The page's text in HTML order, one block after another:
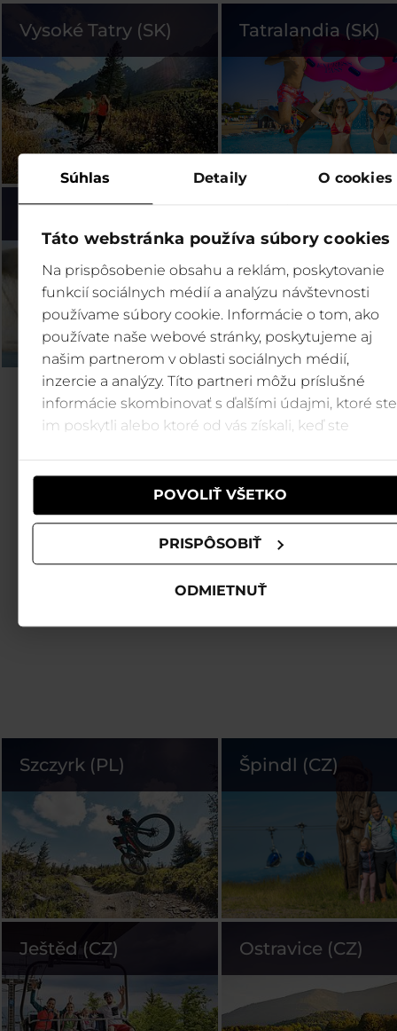
Súhlas Detaily O cookies
Táto webstránka používa súbory cookies
Na prispôsobenie obsahu a reklám, poskytovanie
funkcií sociálnych médií a analýzu návštevnosti
používame súbory cookie. Informácie o tom, ako
používate naše webové stránky, poskytujeme aj
našim partnerom v oblasti sociálnych médií,
inzercie a analýzy. Títo partneri môžu príslušné
informácie skombinovať s ďalšími údajmi, ktoré ste
im poskytli alebo ktoré od vás získali, keď ste
POVOLIŤ VŠETKO
PRISPÔSOBIŤ
ODMIETNUŤ
Vysoké Tatry (SK) Tatralandia (SK)
Szczyrk (PL) Špindl (CZ)
Ještěd (CZ) Ostravice (CZ)